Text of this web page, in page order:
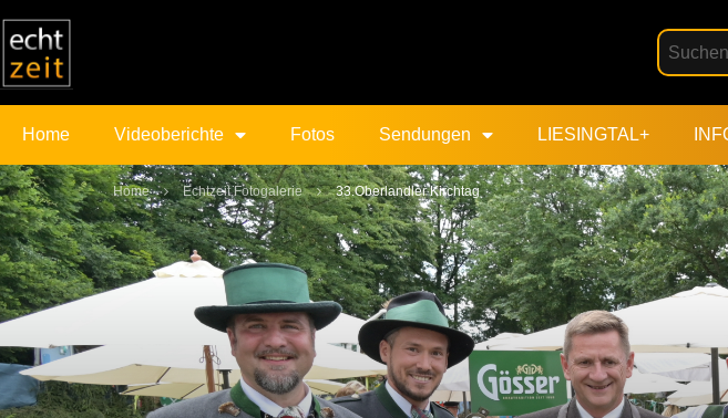
Home Videoberichte Fotos Sendungen LIESINGTAL+
Home Echtzeit Fotogalerie 33.Oberlandler Kirchtag